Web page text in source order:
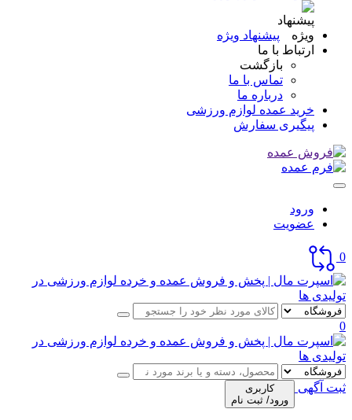
پیشنهاد ویژه
ارتباط با ما
بازگشت
تماس با ما
درباره ما
خرید عمده لوازم ورزشی
پیگیری سفارش
ورود
عضویت
0
0
ثبت آگهی
کاربری
ورود/ ثبت نام